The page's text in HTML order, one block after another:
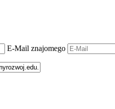
E-Mail znajomego